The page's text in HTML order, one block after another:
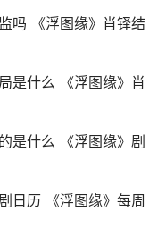
吗 《浮图缘》肖铎结
是什么 《浮图缘》肖
是什么 《浮图缘》剧
日历 《浮图缘》每周